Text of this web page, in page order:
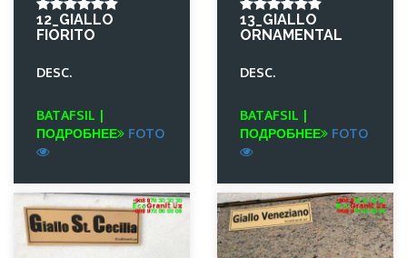
12_GIALLO
FIORITO
DESC.
BATAFSIL |
ПОДРОБНЕЕ
FOTO
13_GIALLO
ORNAMENTAL
DESC.
BATAFSIL |
ПОДРОБНЕЕ
FOTO